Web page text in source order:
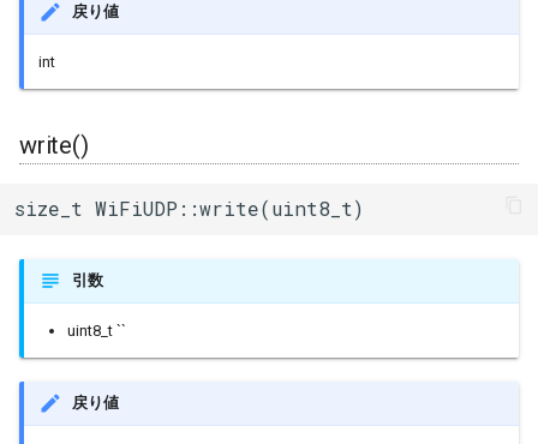
戻り値
int
write()
size_t WiFiUDP::write(uint8_t)
引数
uint8_t ``
戻り値